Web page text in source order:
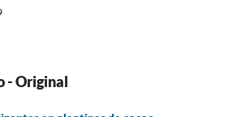
- Original